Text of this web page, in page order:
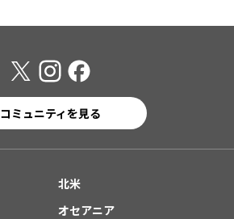
コミュニティを見る
北米
オセアニア